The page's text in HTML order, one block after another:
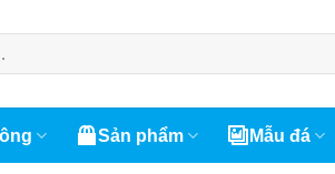
Sản phẩm Mẫu đá